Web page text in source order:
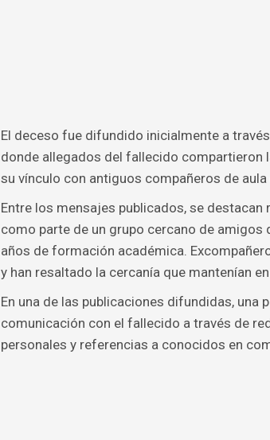
El deceso fue difundido inicialmente a
donde allegados del fallecido compartieron
su vínculo con antiguos compañeros de
Entre los mensajes publicados, se
como parte de un grupo cercano de
años de formación académica.
y han resaltado la cercanía que mantenían
En una de las publicaciones difundidas,
comunicación con el fallecido a través de
personales y referencias a conocidos en